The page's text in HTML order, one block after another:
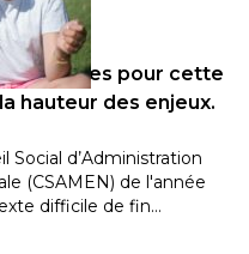
attendues pour cette
hauteur des enjeux.
Social d’Administration
(CSAMEN) de l'année
difficile de fin…